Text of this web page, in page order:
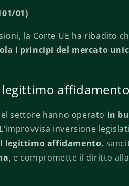
01)
la Corte UE ha ribadito
i principi del mercato
settore hanno operato in
inversione
legittimo affidamento,
, e compromette il diritto